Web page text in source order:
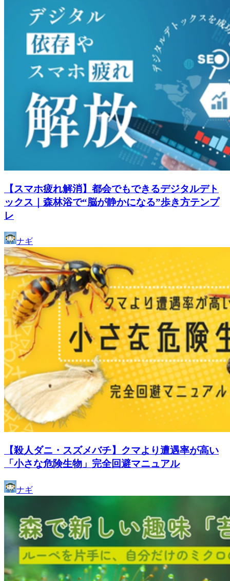
【スマホ疲れ解消】都会でもできるデジタルデト
ックス｜森林浴で“脳が静かになる”歩き方テンプ
レ
ナギ
【殺人ダニ・スズメバチ】クマより遭遇率が高い
「小さな危険生物」完全回避マニュアル
ナギ